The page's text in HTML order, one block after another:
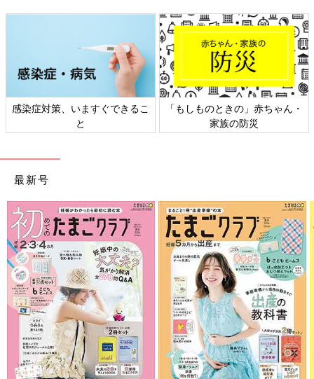
感染症対策、いますぐできるこ
と
「もしものときの」赤ちゃん・
家族の防災
最新号